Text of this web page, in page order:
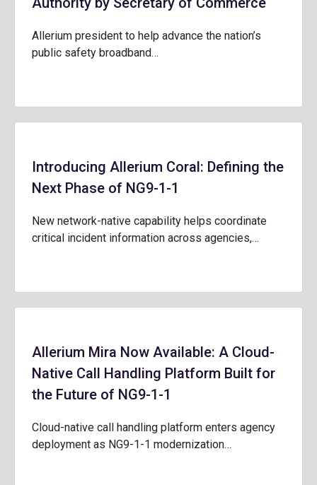
Allerium president to help advance the nation’s
public safety broadband…
Introducing Allerium Coral: Defining the
Next Phase of NG9-1-1
New network-native capability helps coordinate
critical incident information across agencies,…
Allerium Mira Now Available: A Cloud-
Native Call Handling Platform Built for
the Future of NG9-1-1
Cloud-native call handling platform enters agency
deployment as NG9-1-1 modernization…